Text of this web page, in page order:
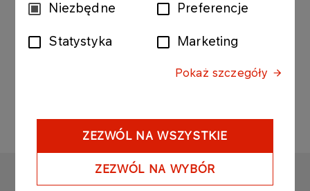
WybórNiezbędne Preferencje
Statystyka Marketing
Pokaż szczegóły
ZEZWÓL NA WSZYSTKIE
ZEZWÓL NA WYBÓR
​Oznaczanie zawartości metali gr I i II Ca, K, Mg i